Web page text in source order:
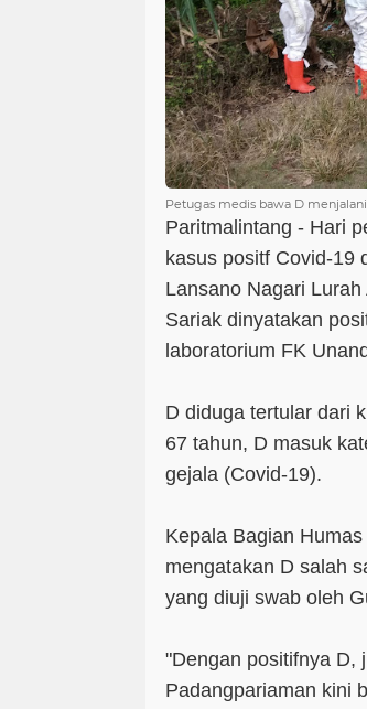
Petugas medis bawa D
Paritmalintang - Hari
kasus positf Covid-19
Lansano Nagari Lurah
Sariak dinyatakan
laboratorium FK
D diduga tertular dari
67 tahun, D masuk
gejala (Covid-19).
Kepala Bagian
mengatakan D salah
yang diuji swab oleh
"Dengan positifnya D,
Padangpariaman kini